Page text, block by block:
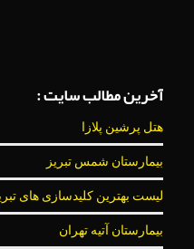
آخرین مطالب سایت :
هتل پرشین پلازا
بیمارستان شمس تبریز
لیست بهترین کلیدسازی های
بیمارستان آتیه تهران